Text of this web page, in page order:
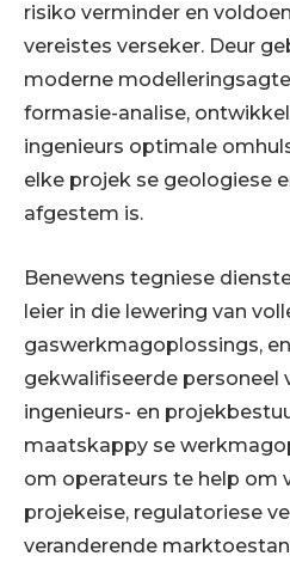
risiko verminder en
vereistes verseker. Deur
moderne
formasie-analise,
ingenieurs optimale
elke projek se geologiese
afgestem is.
Benewens tegniese
leier in die lewering van
gaswerkmagoplossings,
gekwalifiseerde personeel
ingenieurs- en
maatskappy se
om operateurs te help om
projekeise, regulatoriese
veranderende